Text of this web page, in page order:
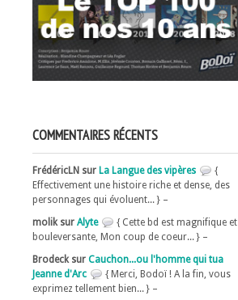
COMMENTAIRES RÉCENTS
FrédéricLN sur La Langue des vipères
{
Effectivement une histoire riche et dense, des
personnages qui évoluent... } –
molik sur Alyte
{ Cette bd est magnifique et
bouleversante, Mon coup de coeur... } –
Brodeck sur Cauchon...ou l'homme qui tua
Jeanne d'Arc
{ Merci, Bodoï ! A la fin, vous
exprimez tellement bien... } –